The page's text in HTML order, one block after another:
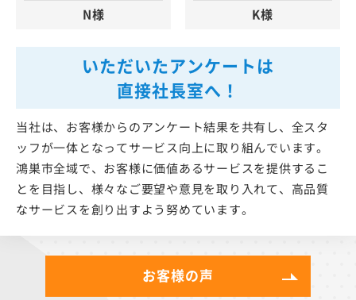
いただいたアンケートは
直接社長室へ！
当社は、お客様からのアンケート結果を共有し、全スタ
ッフが一体となってサービス向上に取り組んでいます。
鴻巣市全域で、お客様に価値あるサービスを提供するこ
とを目指し、様々なご要望や意見を取り入れて、高品質
なサービスを創り出すよう努めています。
N様 K様
お客様の声